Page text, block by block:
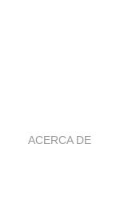
ACERCA DE